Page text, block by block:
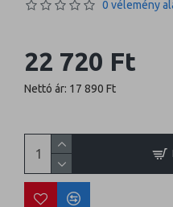
0 vélemény
22 720 Ft
Nettó ár: 17 890 Ft